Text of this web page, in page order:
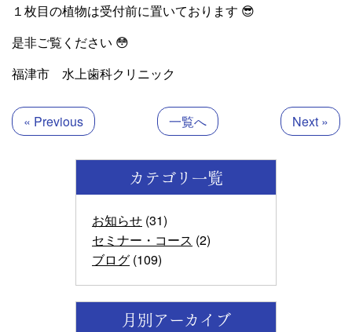
１枚目の植物は受付前に置いております 😎
是非ご覧ください 😳
福津市 水上歯科クリニック
« Previous 一覧へ Next »
カテゴリ一覧
お知らせ (31)
セミナー・コース (2)
ブログ (109)
月別アーカイブ